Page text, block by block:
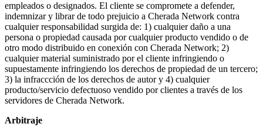
empleados o designados. El cliente se compromete a defender,
indemnizar y librar de todo prejuicio a Cherada Network contra
cualquier responsabilidad surgida de: 1) cualquier daño a una
persona o propiedad causada por cualquier producto vendido o de
otro modo distribuido en conexión con Cherada Network; 2)
cualquier material suministrado por el cliente infringiendo o
supuestamente infringiendo los derechos de propiedad de un tercero;
3) la infraccción de los derechos de autor y 4) cualquier
producto/servicio defectuoso vendido por clientes a través de los
servidores de Cherada Network.
Arbitraje